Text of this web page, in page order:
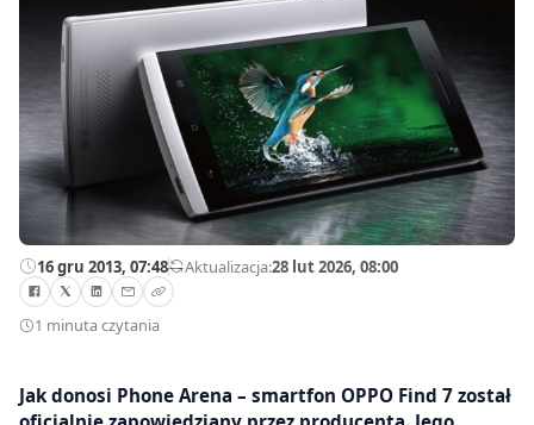
16 gru 2013, 07:48—Aktualizacja:28 lut 2026, 08:00
1 minuta czytania
Jak donosi Phone Arena – smartfon OPPO Find 7 został